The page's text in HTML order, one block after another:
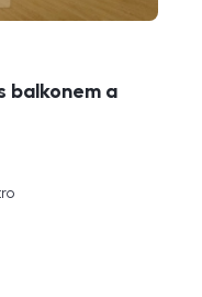
balkonem a